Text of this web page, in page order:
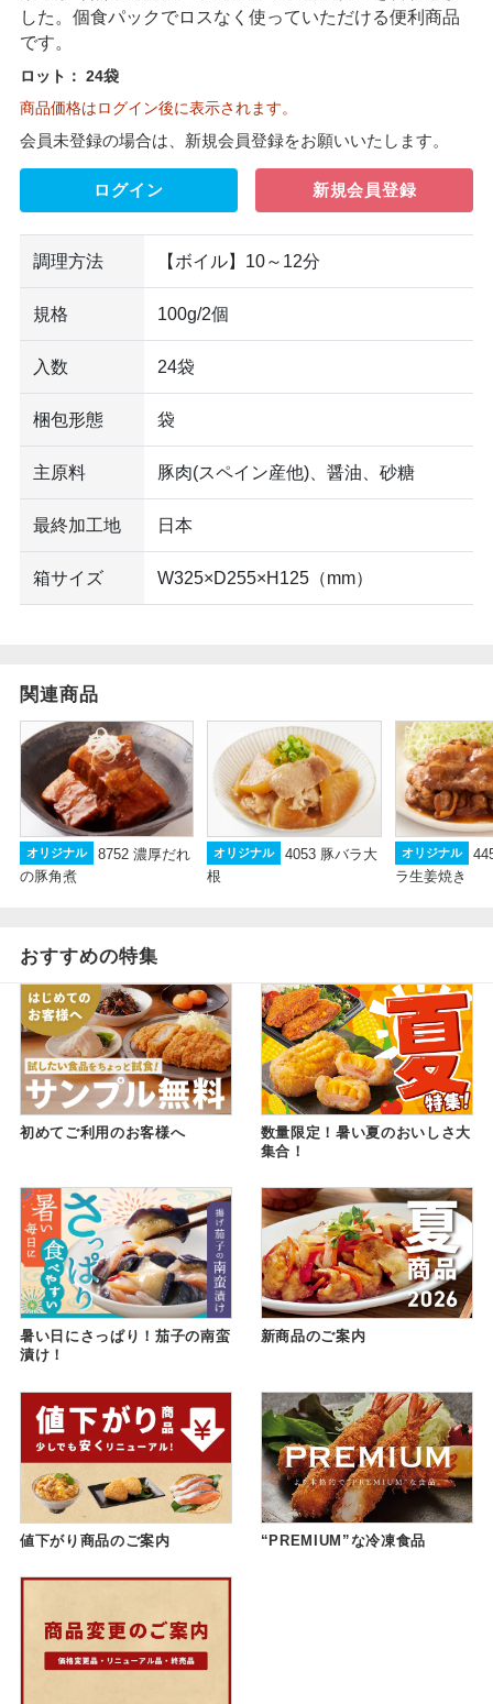
した。個食パックでロスなく使っていただける便利商品
です。
ロット： 24袋
商品価格はログイン後に表示されます。
会員未登録の場合は、新規会員登録をお願いいたします。
ログイン 新規会員登録
調理方法 【ボイル】10～12分
規格 100g/2個
入数 24袋
梱包形態 袋
主原料 豚肉(スペイン産他)、醤油、砂糖
最終加工地 日本
箱サイズ W325×D255×H125（mm）
関連商品
オリジナル
8752 濃厚だれ
の豚角煮
オリジナル
4053 豚バラ大
根
オリジナル
ラ生姜焼き
おすすめの特集
初めてご利用のお客様へ
数量限定！暑い夏のおいしさ大
集合！
暑い日にさっぱり！茄子の南蛮
漬け！
新商品のご案内
値下がり商品のご案内 “PREMIUM”な冷凍食品